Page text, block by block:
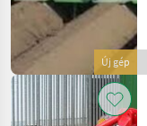
Új gép